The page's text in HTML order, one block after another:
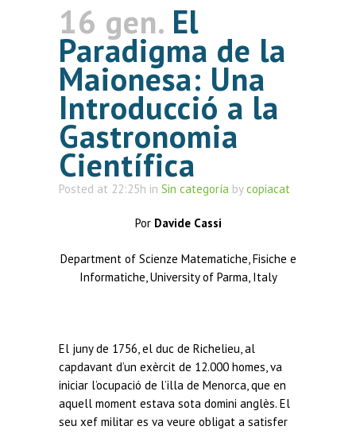
16 gen. El
Paradigma de la
Maionesa: Una
Introducció a la
Gastronomia
Científica
Posted at 22:25h in Sin categoría bycopiacat
Por Davide Cassi
Department of Scienze Matematiche, Fisiche e
Informatiche, University of Parma, Italy
El juny de 1756, el duc de Richelieu, al
capdavant d’un exèrcit de 12.000 homes, va
iniciar l’ocupació de l’illa de Menorca, que en
aquell moment estava sota domini anglès. El
seu xef militar es va veure obligat a satisfer